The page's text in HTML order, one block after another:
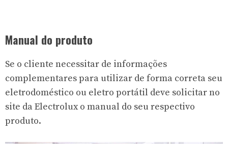
Manual do produto
Se o cliente necessitar de informações
complementares para utilizar de forma correta seu
eletrodoméstico ou eletro portátil deve solicitar no
site da Electroluxo manual do seu respectivo
produto.